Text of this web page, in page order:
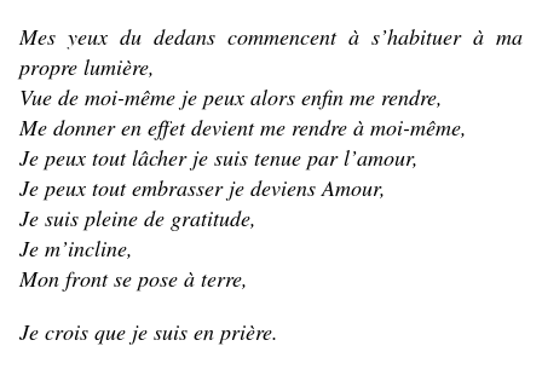
Mes yeux du dedans commencent à s’habituer à ma
propre lumière,
Vue de moi-même je peux alors enfin me rendre,
Me donner en effet devient me rendre à moi-même,
Je peux tout lâcher je suis tenue par l’amour,
Je peux tout embrasser je deviens Amour,
Je suis pleine de gratitude,
Je m’incline,
Mon front se pose à terre,
Je crois que je suis en prière.